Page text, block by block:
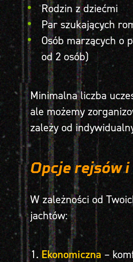
Rodzin z dziećmi
Par szukających
Osób marzących o
od 2 osób)
Minimalna liczba
ale możemy
zależy od
Opcje rejsów
W zależności od
jachtów:
Ekonomiczna –